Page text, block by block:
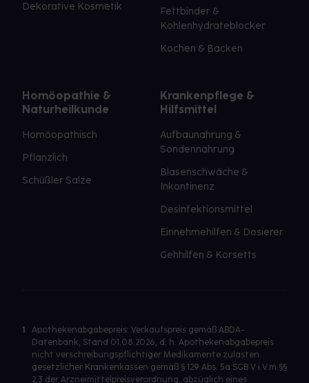
Dekorative Kosmetik
Fettbinder &
Kohlenhydrateblocker
Kochen & Backen
Homöopathie &
Naturheilkunde
Homöopathisch
Pflanzlich
Schüßler Salze
Krankenpflege &
Hilfsmittel
Aufbaunahrung &
Sondennahrung
Blasenschwäche &
Inkontinenz
Desinfektionsmittel
Einnehmehilfen & Dosierer
Gehhilfen & Korsetts
1
Apothekenabgabepreis: Verkaufspreis gemäß ABDA-
Datenbank, Stand 01.08.2026, d. h. Apothekenabgabepreis
nicht verschreibungspflichtiger Medikamente zulasten
gesetzlicher Krankenkassen gemäß § 129 Abs. 5a SGB V i.V.m §§
2,3 der Arzneimittelpreisverordnung, abzüglich eines